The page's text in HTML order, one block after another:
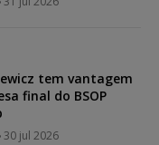
tem vantagem
final do BSOP
30 jul 2026